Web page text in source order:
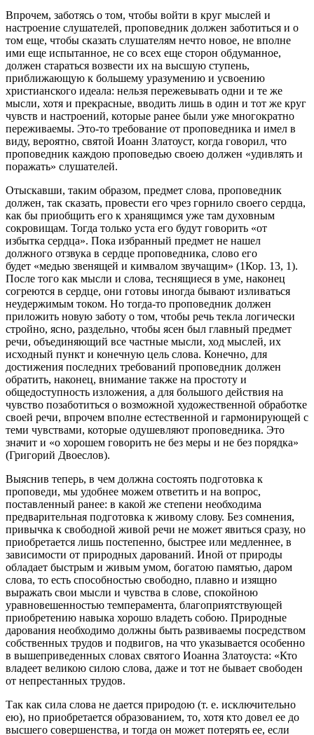
Впрочем, заботясь о том, чтобы войти в круг мыслей и
настроение слушателей, проповедник должен заботиться и о
том еще, чтобы сказать слушателям нечто новое, не вполне
ими еще испытанное, не со всех еще сторон обдуманное,
должен стараться возвести их на высшую ступень,
приближающую к большему уразумению и усвоению
христианского идеала: нельзя пережевывать одни и те же
мысли, хотя и прекрасные, вводить лишь в один и тот же круг
чувств и настроений, которые ранее были уже многократно
переживаемы. Это-то требование от проповедника и имел в
виду, вероятно, святой Иоанн Златоуст, когда говорил, что
проповедник каждою проповедью своею должен «удивлять и
поражать» слушателей.
Отыскавши, таким образом, предмет слова, проповедник
должен, так сказать, провести его чрез горнило своего сердца,
как бы приобщить его к хранящимся уже там духовным
сокровищам. Тогда только уста его будут говорить «от
избытка сердца». Пока избранный предмет не нашел
должного отзвука в сердце проповедника, слово его
будет «медью звенящей и кимвалом звучащим» (1Кор. 13, 1).
После того как мысли и слова, теснящиеся в уме, наконец
согреются в сердце, они готовы иногда бывают изливаться
неудержимым током. Но тогда-то проповедник должен
приложить новую заботу о том, чтобы речь текла логически
стройно, ясно, раздельно, чтобы ясен был главный предмет
речи, объединяющий все частные мысли, ход мыслей, их
исходный пункт и конечную цель слова. Конечно, для
достижения последних требований проповедник должен
обратить, наконец, внимание также на простоту и
общедоступность изложения, а для большого действия на
чувство позаботиться о возможной художественной обработке
своей речи, впрочем вполне естественной и гармонирующей с
теми чувствами, которые одушевляют проповедника. Это
значит и «о хорошем говорить не без меры и не без порядка»
(Григорий Двоеслов).
Выяснив теперь, в чем должна состоять подготовка к
проповеди, мы удобнее можем ответить и на вопрос,
поставленный ранее: в какой же степени необходима
предварительная подготовка к живому слову. Без сомнения,
привычка к свободной живой речи не может явиться сразу, но
приобретается лишь постепенно, быстрее или медленнее, в
зависимости от природных дарований. Иной от природы
обладает быстрым и живым умом, богатою памятью, даром
слова, то есть способностью свободно, плавно и изящно
выражать свои мысли и чувства в слове, спокойною
уравновешенностью темперамента, благоприятствующей
приобретению навыка хорошо владеть собою. Природные
дарования необходимо должны быть развиваемы посредством
собственных трудов и подвигов, на что указывается особенно
в вышеприведенных словах святого Иоанна Златоуста: «Кто
владеет великою силою слова, даже и тот не бывает свободен
от непрестанных трудов.
Так как сила слова не дается природою (т. е. исключительно
ею), но приобретается образованием, то, хотя кто довел ее до
высшего совершенства, и тогда он может потерять ее, если